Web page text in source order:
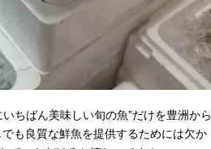
ちばん美味しい旬の魚”だけを豊洲から
も良質な鮮魚を提供するためには欠か